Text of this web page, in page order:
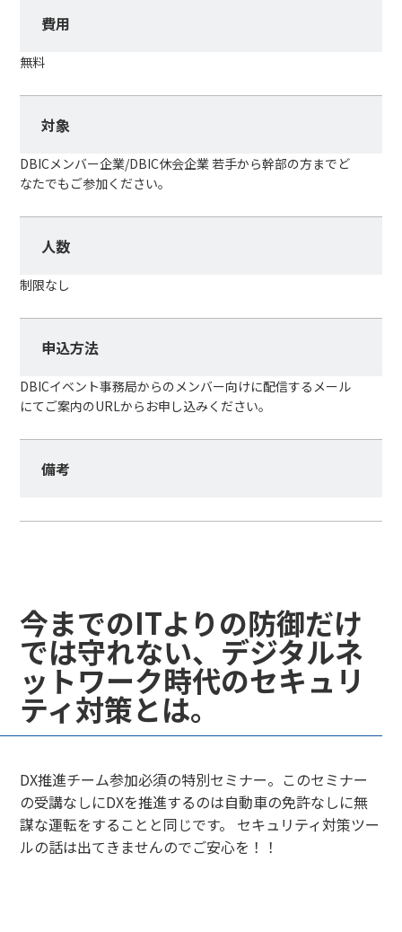
費用
無料
対象
DBICメンバー企業/DBIC休会企業 若手から幹部の方までど
なたでもご参加ください。
人数
制限なし
申込方法
DBICイベント事務局からのメンバー向けに配信するメール
にてご案内のURLからお申し込みください。
備考
今までのITよりの防御だけ
では守れない、デジタルネ
ットワーク時代のセキュリ
ティ対策とは。
DX推進チーム参加必須の特別セミナー。このセミナー
の受講なしにDXを推進するのは自動車の免許なしに無
謀な運転をすることと同じです。 セキュリティ対策ツー
ルの話は出てきませんのでご安心を！！